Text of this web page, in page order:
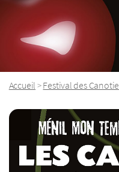
Accueil >Festival des